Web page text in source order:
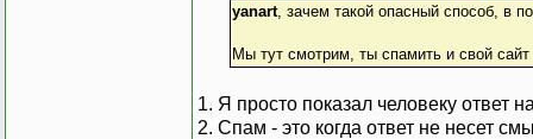
yanart, зачем такой опасный способ, в
Мы тут смотрим, ты спамить и свой
1. Я просто показал человеку ответ
2. Спам - это когда ответ не несет